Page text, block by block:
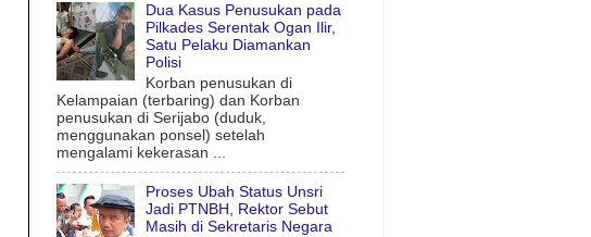
Dua Kasus Penusukan pada
Pilkades Serentak Ogan Ilir,
Satu Pelaku Diamankan
Polisi
Korban penusukan di
Kelampaian (terbaring) dan Korban
penusukan di Serijabo (duduk,
menggunakan ponsel) setelah
mengalami kekerasan ...
Proses Ubah Status Unsri
Jadi PTNBH, Rektor Sebut
Masih di Sekretaris Negara